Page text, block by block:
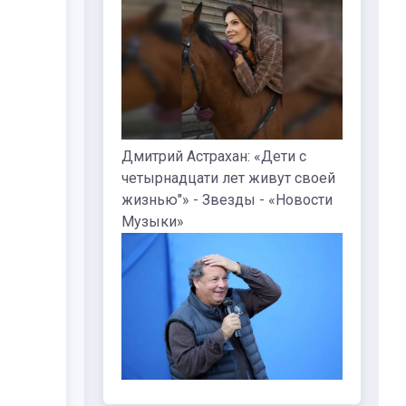
Дмитрий Астрахан: «Дети с
четырнадцати лет живут своей
жизнью"» - Звезды - «Новости
Музыки»